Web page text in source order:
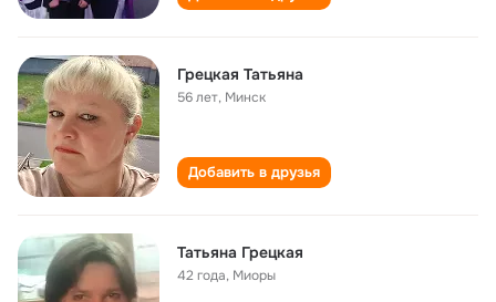
Грецкая Татьяна
56 лет, Минск
Добавить в друзья
Татьяна Грецкая
42 года, Миоры